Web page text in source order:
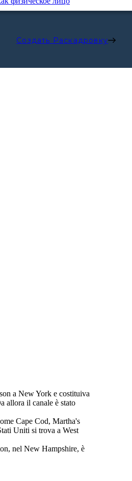
Создать Раскадровку
a New York e costituiva
allora il canale è stato
Cape Cod, Martha's
Uniti si trova a West
nel New Hampshire, è